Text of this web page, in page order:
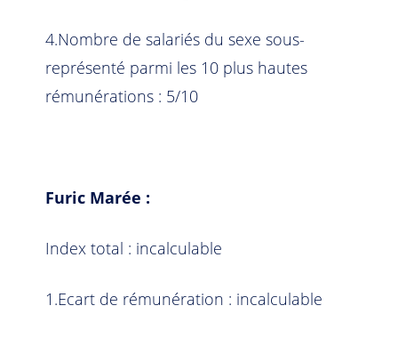
4.Nombre de salariés du sexe sous-
représenté parmi les 10 plus hautes
rémunérations : 5/10
Furic Marée :
Index total : incalculable
1.Ecart de rémunération : incalculable